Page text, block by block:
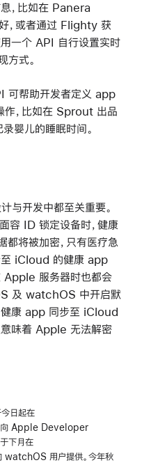
，比如在 Panera
，或者通过 Flighty 获
用一个 API 自行设置实时
式。
可帮助开发者定义 app
作，比如在 Sprout 出品
婴儿的睡眠时间。
与开发中都至关重要。
容 ID 锁定设备时，健康
将被加密，只有医疗急
至 iCloud 的健康 app
Apple 服务器时也都会
及 watchOS 中开启默
健康 app 同步至 iCloud
意味着 Apple 无法解密
日起在
Apple Developer
下月在
watchOS 用户提供。今年秋